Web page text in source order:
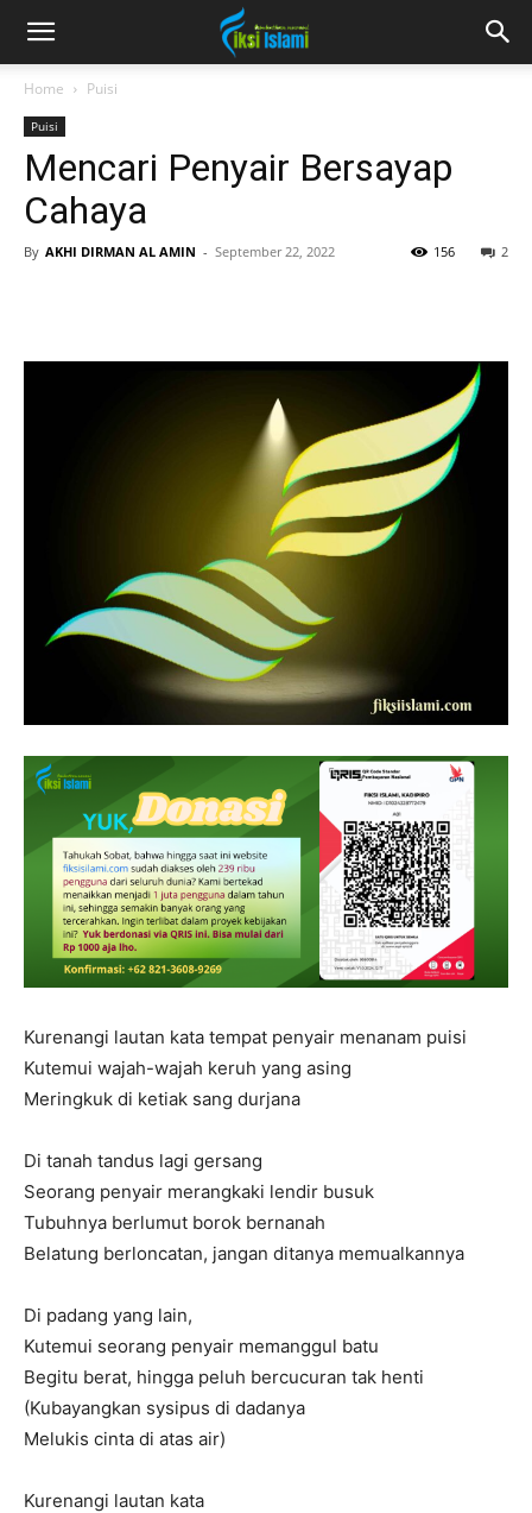
fiksiislami.com
Home Puisi
Puisi
Mencari Penyair Bersayap
Cahaya
By AKHI DIRMAN AL AMIN - September 22, 2022 2
156
Kurenangi lautan kata tempat penyair menanam puisi
Kutemui wajah-wajah keruh yang asing
Meringkuk di ketiak sang durjana
Di tanah tandus lagi gersang
Seorang penyair merangkaki lendir busuk
Tubuhnya berlumut borok bernanah
Belatung berloncatan, jangan ditanya memualkannya
Di padang yang lain,
Kutemui seorang penyair memanggul batu
Begitu berat, hingga peluh bercucuran tak henti
(Kubayangkan sysipus di dadanya
Melukis cinta di atas air)
Kurenangi lautan kata